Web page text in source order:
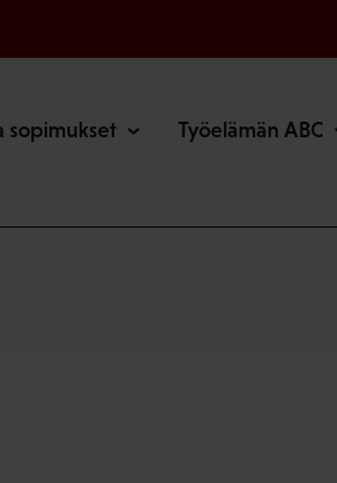
sopimukset Työelämän ABC